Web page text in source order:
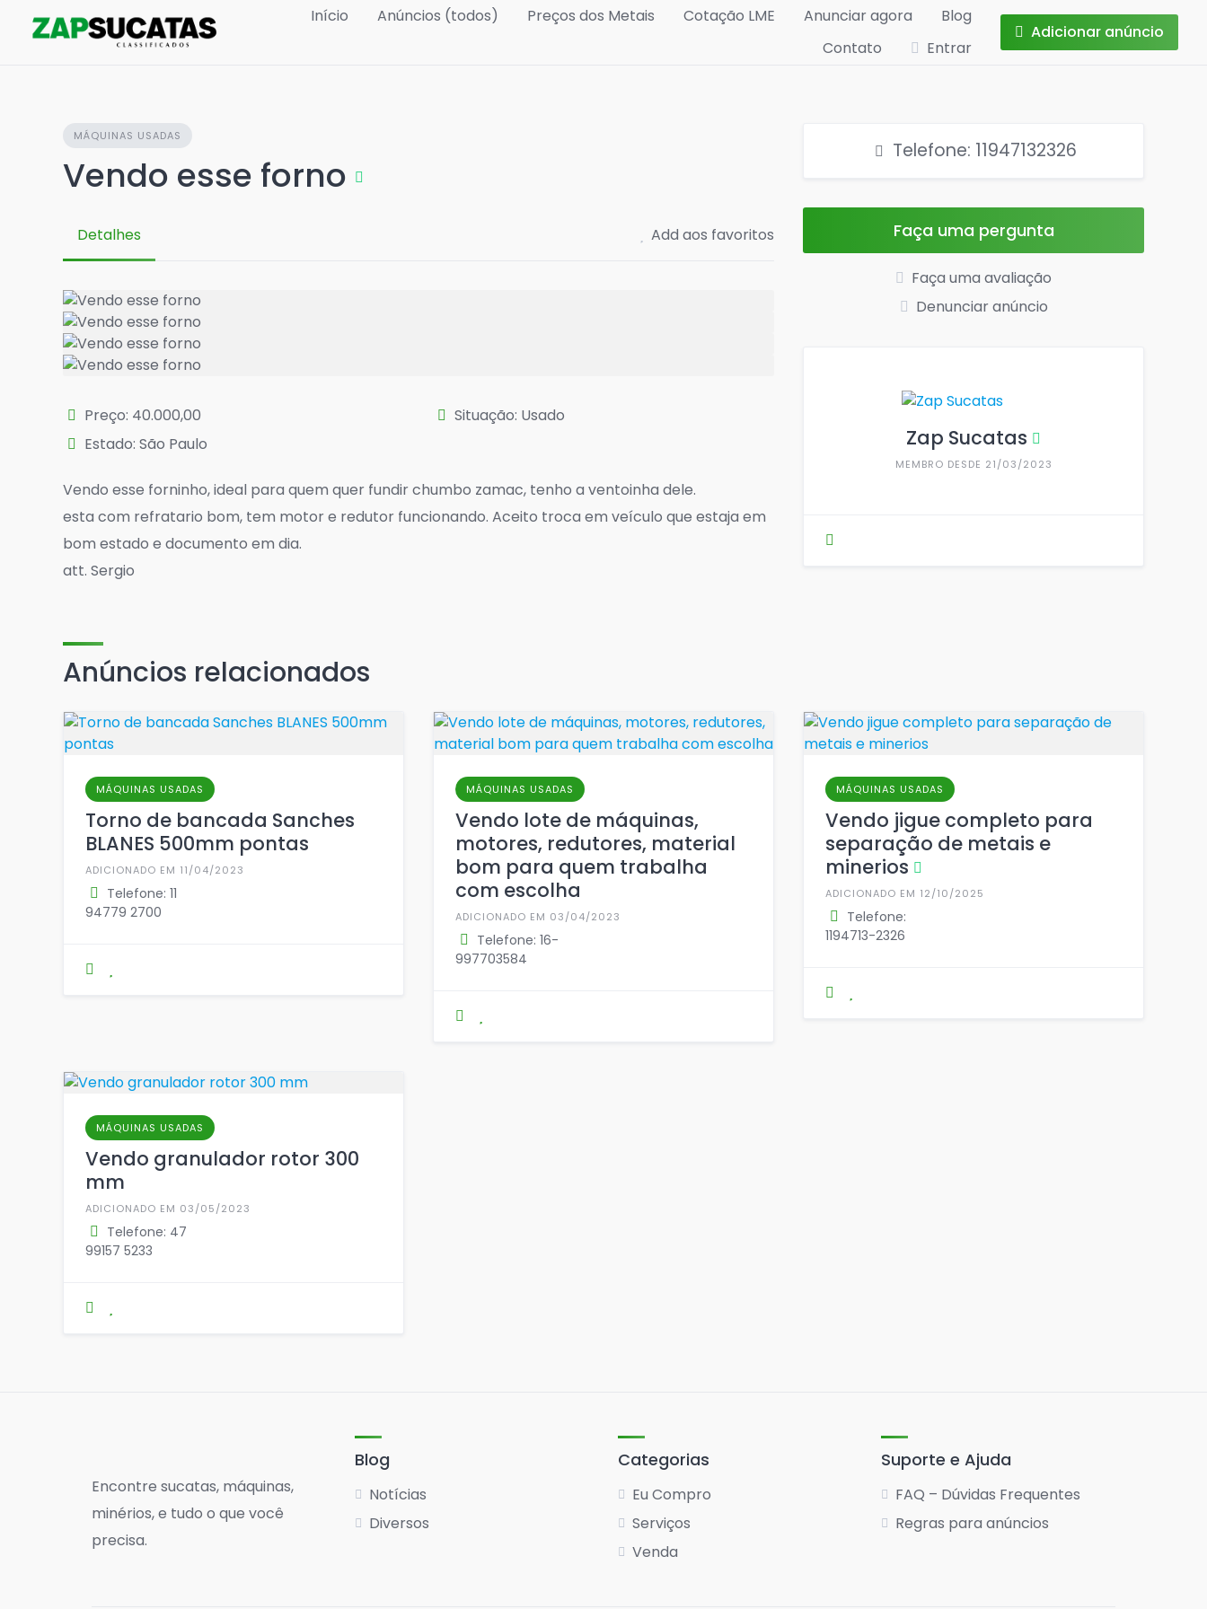
Início Anúncios (todos) Preços dos Metais Cotação LME Anunciar agora
Blog
Contato
Entrar
Adicionar anúncio
MÁQUINAS USADAS
Vendo esse forno
Detalhes Add aos favoritos
Preço: 40.000,00
Situação: Usado
Estado: São Paulo
Vendo esse forninho, ideal para quem quer fundir chumbo zamac, tenho a ventoinha dele.
esta com refratario bom, tem motor e redutor funcionando. Aceito troca em veículo que estaja em
bom estado e documento em dia.
att. Sergio
Telefone: 11947132326
Faça uma pergunta
Faça uma avaliação
Denunciar anúncio
Zap Sucatas
MEMBRO DESDE 21/03/2023
Anúncios relacionados
MÁQUINAS USADAS
Torno de bancada Sanches
BLANES 500mm pontas
ADICIONADO EM 11/04/2023
Telefone: 11
94779 2700
MÁQUINAS USADAS
Vendo lote de máquinas,
motores, redutores, material
bom para quem trabalha
com escolha
ADICIONADO EM 03/04/2023
Telefone: 16-
997703584
MÁQUINAS USADAS
Vendo jigue completo para
separação de metais e
minerios
ADICIONADO EM 12/10/2025
Telefone:
1194713-2326
MÁQUINAS USADAS
Vendo granulador rotor 300
mm
ADICIONADO EM 03/05/2023
Telefone: 47
99157 5233
Encontre sucatas, máquinas,
minérios, e tudo o que você
precisa.
Blog
Notícias
Diversos
Categorias
Eu Compro
Serviços
Venda
Suporte e Ajuda
FAQ – Dúvidas Frequentes
Regras para anúncios